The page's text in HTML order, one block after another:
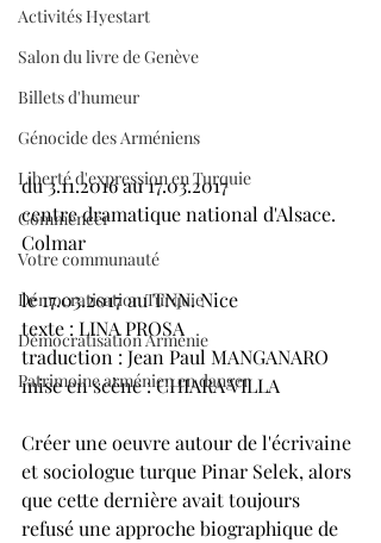
Activités Hyestart
Salon du livre de Genève
Billets d'humeur
Génocide des Arméniens
Liberté d'expression en Turquie
Commencer
Votre communauté
Démocratisation Turquie
Démocratisation Arménie
Patrimoine arménien en danger
du 3.11.2016 au 17.03.2017
centre dramatique national d'Alsace.
Colmar
le 17.03.2017 au TNN. Nice
texte : LINA PROSA
traduction : Jean Paul MANGANARO
mise en scène : CHIARA VILLA
Créer une oeuvre autour de l'écrivaine
et sociologue turque Pinar Selek, alors
que cette dernière avait toujours
refusé une approche biographique de